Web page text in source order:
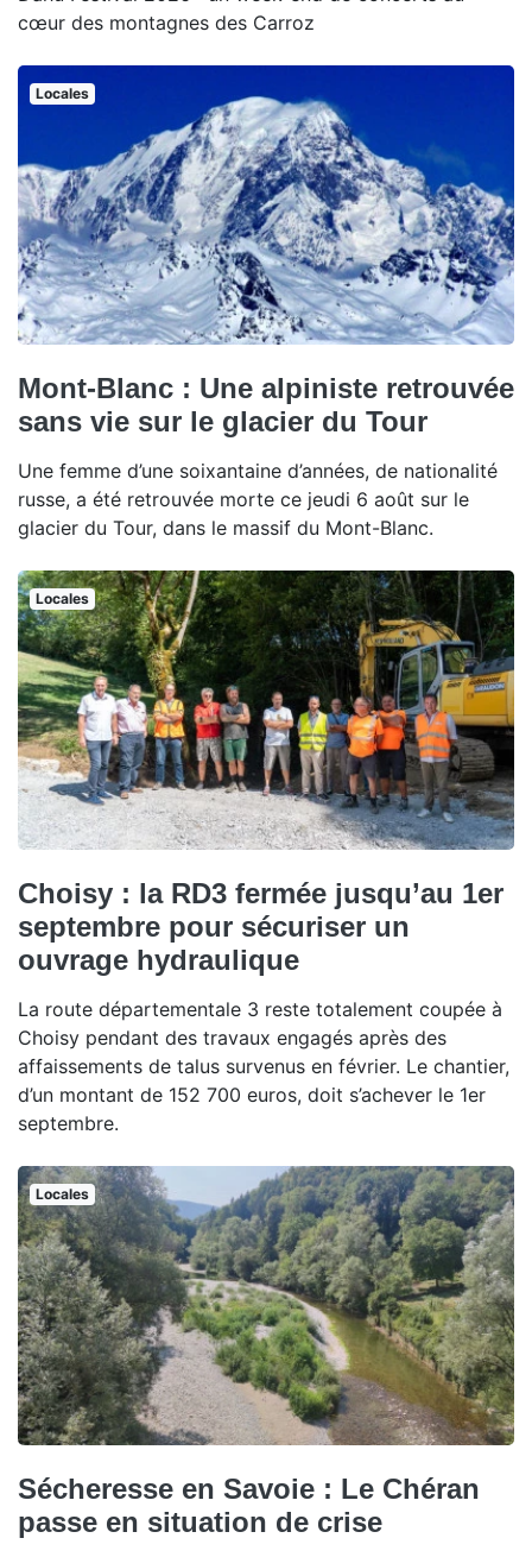
cœur des montagnes des Carroz
Locales
Mont-Blanc : Une alpiniste retrouvée
sans vie sur le glacier du Tour
Une femme d’une soixantaine d’années, de nationalité
russe, a été retrouvée morte ce jeudi 6 août sur le
glacier du Tour, dans le massif du Mont-Blanc.
Locales
Choisy : la RD3 fermée jusqu’au 1er
septembre pour sécuriser un
ouvrage hydraulique
La route départementale 3 reste totalement coupée à
Choisy pendant des travaux engagés après des
affaissements de talus survenus en février. Le chantier,
d’un montant de 152 700 euros, doit s’achever le 1er
septembre.
Locales
Sécheresse en Savoie : Le Chéran
passe en situation de crise